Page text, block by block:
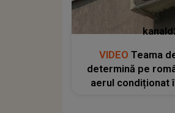
VIDEO Teama
determină pe
aerul condiționat